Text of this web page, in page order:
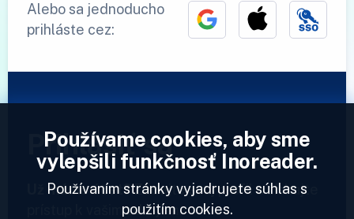
Alebo sa jednoducho
prihláste cez:
Prihlásiť sa
Už máme účet?Zadajte svoj profil a získajte
prístup k vašim zdrojom.
Používame cookies, aby sme
vylepšili funkčnosť Inoreader.
Používaním stránky vyjadrujete súhlas s
použitím cookies.